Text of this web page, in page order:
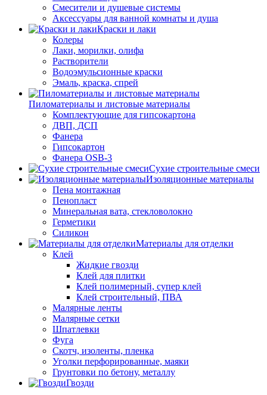
Смесители и душевые системы
Аксессуары для ванной комнаты и душа
Краски и лаки
Колеры
Лаки, морилки, олифа
Растворители
Водоэмульсионные краски
Эмаль, краска, спрей
Пиломатериалы и листовые материалы
Комплектующие для гипсокартона
ДВП, ДСП
Фанера
Гипсокартон
Фанера OSB-3
Сухие строительные смеси
Изоляционные материалы
Пена монтажная
Пенопласт
Минеральная вата, стекловолокно
Герметики
Силикон
Материалы для отделки
Клей
Жидкие гвозди
Клей для плитки
Клей полимерный, супер клей
Клей строительный, ПВА
Малярные ленты
Малярные сетки
Шпатлевки
Фуга
Скотч, изоленты, пленка
Уголки перфорированные, маяки
Грунтовки по бетону, металлу
Гвозди